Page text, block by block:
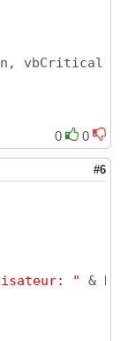
0
0
#6
" & Nz